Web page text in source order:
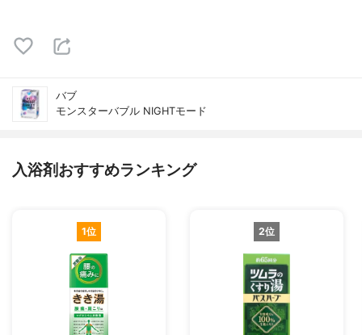
バブ
モンスターバブル NIGHTモード
入浴剤おすすめランキング
1位 2位